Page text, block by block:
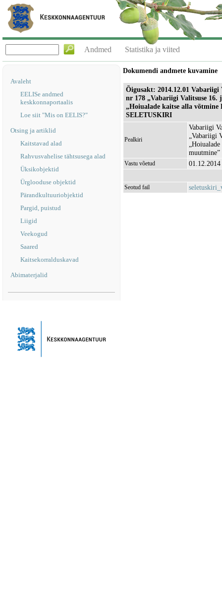
Andmed Statistika ja viited
Avaleht
EELISe andmed
keskkonnaportaalis
Loe siit "Mis on EELIS?"
Otsing ja artiklid
Kaitstavad alad
Rahvusvahelise tähtsusega alad
Üksikobjektid
Ürglooduse objektid
Pärandkultuuriobjektid
Pargid, puistud
Liigid
Veekogud
Saared
Kaitsekorralduskavad
Abimaterjalid
Dokumendi andmete kuvamine
Õigusakt: 2014.12.01 Vabariigi
nr 178 „Vabariigi Valitsuse 16.
„Hoiualade kaitse alla
SELETUSKIRI
Pealkiri
Vabariigi
„Vabariigi
Vastu võetud 01.12.2014
Seotud fail